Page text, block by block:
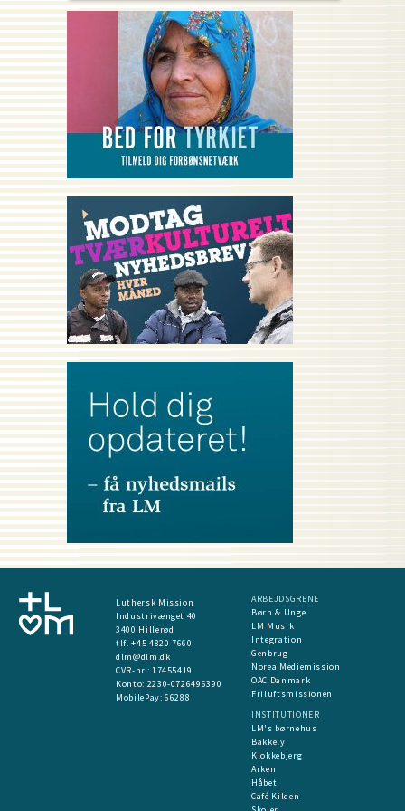
Luthersk Mission
Industrivænget 40
3400 Hillerød
tlf. +45 4820 7660
dlm@dlm.dk
CVR-nr.: 17455419
​Konto: 2230-0726496390
MobilePay:66288
ARBEJDSGRENE
Børn & Unge
LM Musik
Integration
Genbrug
Norea Mediemission
OAC Danmark
Friluftsmissionen
INSTITUTIONER
LM's børnehus
Bakkely
Klokkebjerg
Arken
Håbet
Café Kilden